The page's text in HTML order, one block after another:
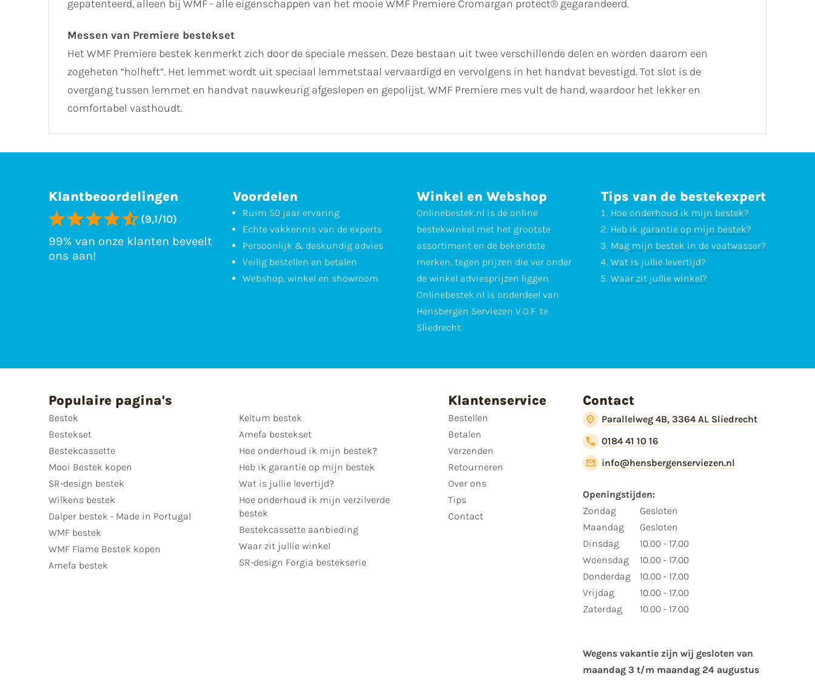
gepatenteerd, alleen bij WMF - alle eigenschappen van het mooie WMF Premiere Cromargan protect® gegarandeerd.
Messen van Premiere bestekset
Het WMF Premiere bestek kenmerkt zich door de speciale messen. Deze bestaan uit twee verschillende delen en worden daarom een
zogeheten “holheft”. Het lemmet wordt uit speciaal lemmetstaal vervaardigd en vervolgens in het handvat bevestigd. Tot slot is de
overgang tussen lemmet en handvat nauwkeurig afgeslepen en gepolijst. WMF Premiere mes vult de hand, waardoor het lekker en
comfortabel vasthoudt.
Klantbeoordelingen
(9,1/10)
99% van onze klanten beveelt
ons aan!
Voordelen
Ruim 50 jaar ervaring
Echte vakkennis van de experts
Persoonlijk & deskundig advies
Veilig bestellen en betalen
Webshop, winkel en showroom
Winkel en Webshop
Onlinebestek.nl is dé online
bestekwinkel met het grootste
assortiment en de bekendste
merken, tegen prijzen die ver onder
de winkel adviesprijzen liggen.
Onlinebestek.nl is onderdeel van
Hensbergen Serviezen V.O.F. te
Sliedrecht.
Tips van de bestekexpert
Hoe onderhoud ik mijn bestek?
Heb ik garantie op mijn bestek?
Mag mijn bestek in de vaatwasser?
Wat is jullie levertijd?
Waar zit jullie winkel?
Populaire pagina's
Bestek
Bestekset
Bestekcassette
Mooi Bestek kopen
SR-design bestek
Wilkens bestek
Dalper bestek - Made in Portugal
WMF bestek
WMF Flame Bestek kopen
Amefa bestek
Keltum bestek
Amefa bestekset
Hoe onderhoud ik mijn bestek?
Heb ik garantie op mijn bestek
Wat is jullie levertijd?
Hoe onderhoud ik mijn verzilverde
bestek
Bestekcassette aanbieding
Waar zit jullie winkel
SR-design Forgia bestekserie
Klantenservice
Bestellen
Betalen
Verzenden
Retourneren
Over ons
Tips
Contact
Contact
Parallelweg 4B, 3364 AL Sliedrecht
0184 41 10 16
info@hensbergenserviezen.nl
Openingstijden:
Zondag
Maandag
Dinsdag
Woensdag
Donderdag
Vrijdag
Zaterdag
Gesloten
Gesloten
10.00 - 17.00
10.00 - 17.00
10.00 - 17.00
10.00 - 17.00
10.00 - 17.00
Wegens vakantie zijn wij gesloten van ​
maandag 3 t/m maandag 24 augustus